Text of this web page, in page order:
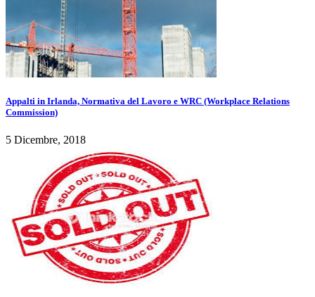
Appalti in Irlanda, Normativa del Lavoro e WRC (Workplace Relations
Commission)
5 Dicembre, 2018